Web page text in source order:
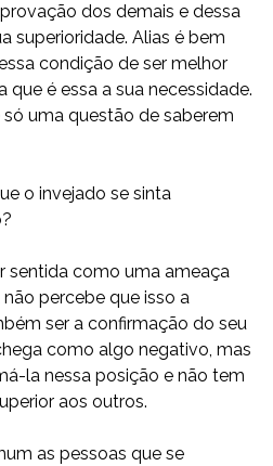
dos demais e dessa
superioridade. Alias é bem
condição de ser melhor
que é essa a sua necessidade.
uma questão de saberem
o invejado se sinta
sentida como uma ameaça
percebe que isso a
ser a confirmação do seu
como algo negativo, mas
la nessa posição e não tem
aos outros.
as pessoas que se